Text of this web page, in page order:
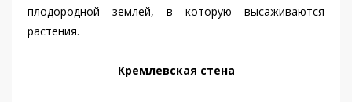
плодородной землей, в которую высаживаются
растения.
Кремлевская стена